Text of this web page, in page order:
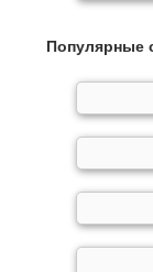
Популярные